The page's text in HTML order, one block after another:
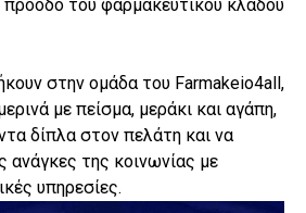
πρόοδο του φαρμακευτικού κλάδου
στην ομάδα του Farmakeio4all,
με πείσμα, μεράκι και αγάπη,
δίπλα στον πελάτη και να
ανάγκες της κοινωνίας με
υπηρεσίες.